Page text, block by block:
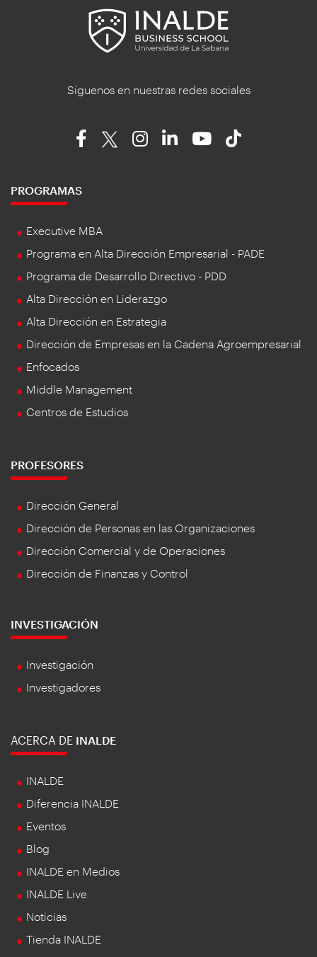
Síguenos en nuestras redes sociales
PROGRAMAS
Executive MBA
Programa en Alta Dirección Empresarial - PADE
Programa de Desarrollo Directivo - PDD
Alta Dirección en Liderazgo
Alta Dirección en Estrategia
Dirección de Empresas en la Cadena Agroempresarial
Enfocados
Middle Management
Centros de Estudios
PROFESORES
Dirección General
Dirección de Personas en las Organizaciones
Dirección Comercial y de Operaciones
Dirección de Finanzas y Control
INVESTIGACIÓN
Investigación
Investigadores
ACERCA DE INALDE
INALDE
Diferencia INALDE
Eventos
Blog
INALDE en Medios
INALDE Live
Noticias
Tienda INALDE